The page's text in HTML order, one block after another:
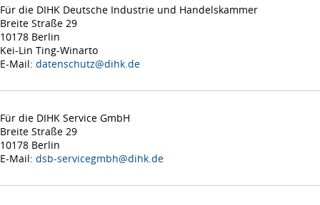
Für die DIHK Deutsche Industrie und Handelskammer
Breite Straße 29
10178 Berlin
Kei-Lin Ting-Winarto
E-Mail: datenschutz@dihk.de
Für die DIHK Service GmbH
Breite Straße 29
10178 Berlin
E-Mail: dsb-servicegmbh@dihk.de